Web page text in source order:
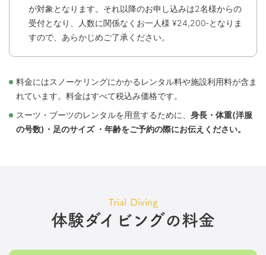
が対象となります。それ以降のお申し込みは2名様からの
受付となり、⼈数に関係なくお⼀⼈様 ¥24,200‐となりま
すので、あらかじめご了承ください。
料金にはスノーケリングにかかるレンタル料や施設利用料が含ま
れています。料金はすべて税込み価格です。
スーツ・ブーツのレンタルを用意するために、 身長・体重(洋服
の号数)・足のサイズ ・年齢をご予約の際にお伝えください。
Trial Diving
体験ダイビングの料金